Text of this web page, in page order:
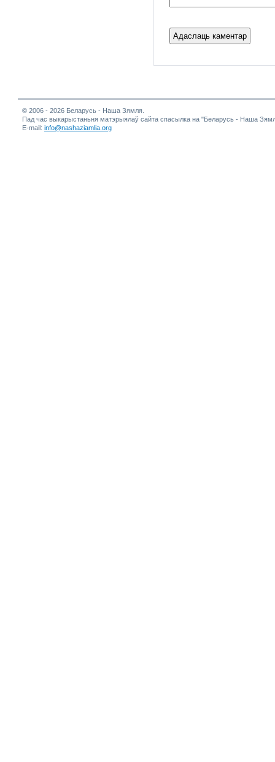
© 2006 - 2026 Беларусь - Наша Зямля.
Пад час выкарыстаньня матэрыялаў сайта спасылка на "Беларусь - Наша
E-mail: info@nashaziamlia.org